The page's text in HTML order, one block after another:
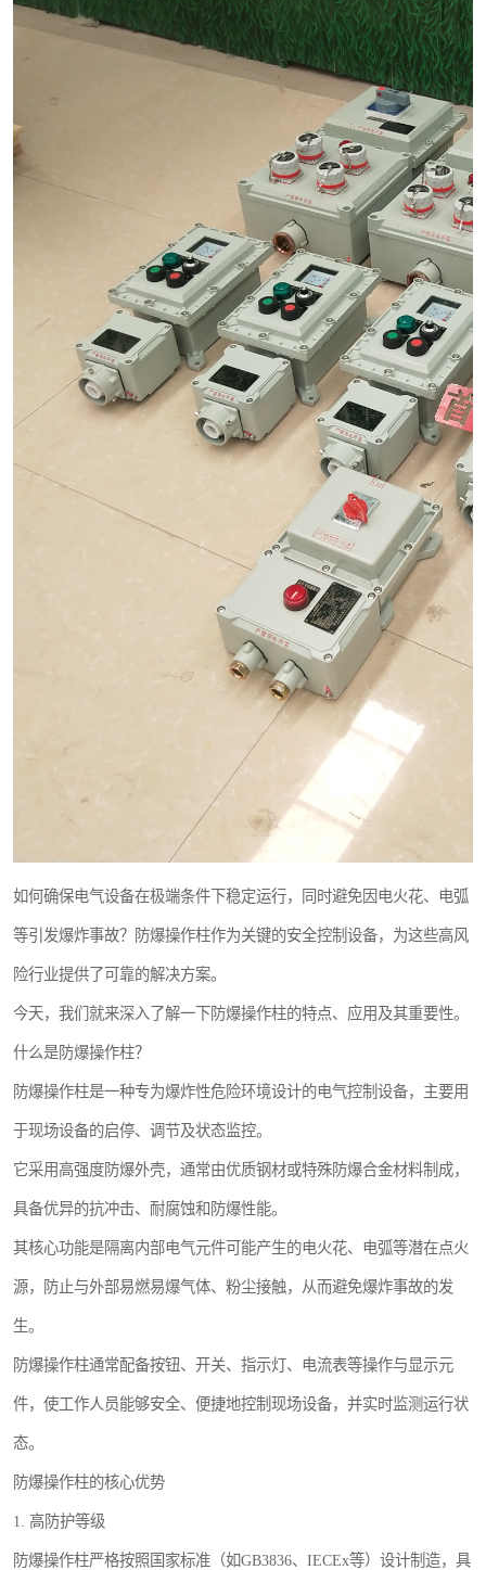
如何确保电气设备在极端条件下稳定运行，同时避免因电火花、电弧
等引发爆炸事故？防爆操作柱作为关键的安全控制设备，为这些高风
险行业提供了可靠的解决方案。
今天，我们就来深入了解一下防爆操作柱的特点、应用及其重要性。
什么是防爆操作柱？
防爆操作柱是一种专为爆炸性危险环境设计的电气控制设备，主要用
于现场设备的启停、调节及状态监控。
它采用高强度防爆外壳，通常由优质钢材或特殊防爆合金材料制成，
具备优异的抗冲击、耐腐蚀和防爆性能。
其核心功能是隔离内部电气元件可能产生的电火花、电弧等潜在点火
源，防止与外部易燃易爆气体、粉尘接触，从而避免爆炸事故的发
生。
防爆操作柱通常配备按钮、开关、指示灯、电流表等操作与显示元
件，使工作人员能够安全、便捷地控制现场设备，并实时监测运行状
态。
防爆操作柱的核心优势
1. 高防护等级
防爆操作柱严格按照国家标准（如GB3836、IECEx等）设计制造，具